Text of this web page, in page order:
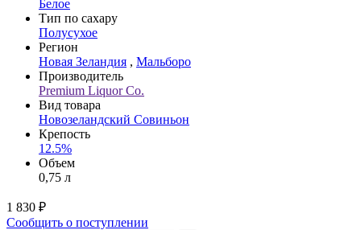
Белое
Тип по сахару
Полусухое
Регион
Новая Зеландия , Мальборо
Производитель
Premium Liquor Co.
Вид товара
Новозеландский Совиньон
Крепость
12.5%
Объем
0,75 л
1 830 ₽
Сообщить о поступлении